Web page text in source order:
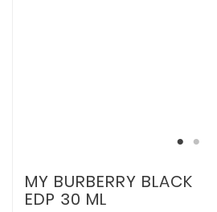
MY BURBERRY BLACK
EDP 30 ML